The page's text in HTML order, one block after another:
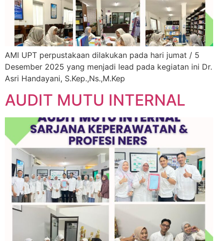
AMI UPT perpustakaan dilakukan pada hari jumat / 5
Desember 2025 yang menjadi lead pada kegiatan ini Dr.
Asri Handayani, S.Kep.,Ns.,M.Kep
AUDIT MUTU INTERNAL